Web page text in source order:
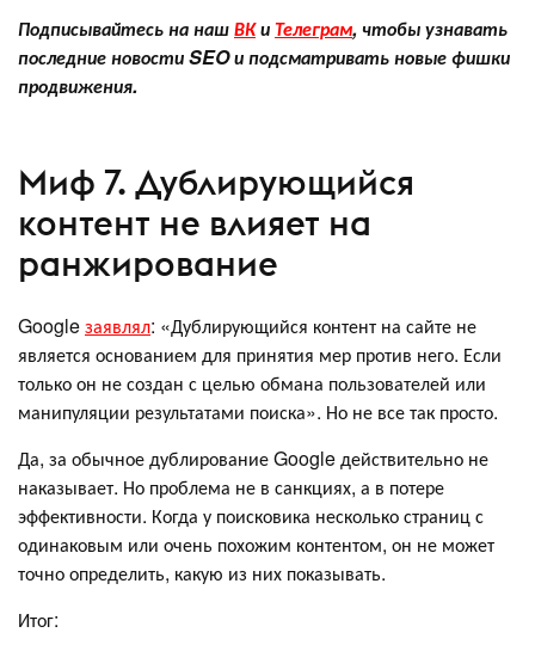
Подписывайтесь на нашВКи Телеграм, чтобы узнавать
последние новости SEO и подсматривать новые фишки
продвижения.
Миф 7. Дублирующийся
контент не влияет на
ранжирование
Googleзаявлял: «Дублирующийся контент на сайте не
является основанием для принятия мер против него. Если
только он не создан с целью обмана пользователей или
манипуляции результатами поиска». Но не все так просто.
Да, за обычное дублирование Google действительно не
наказывает. Но проблема не в санкциях, а в потере
эффективности. Когда у поисковика несколько страниц с
одинаковым или очень похожим контентом, он не может
точно определить, какую из них показывать.
Итог: